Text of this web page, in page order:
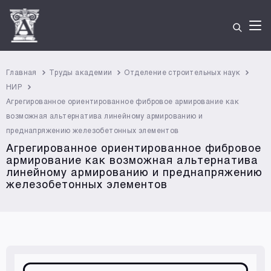
Главная Труды академии
Отделение строительных наук
НИР
Агрегированное ориентированное фибровое армирование как
возможная альтернатива линейному армированию и
преднапряжению железобетонных элементов
Агрегированное ориентированное фибровое
армирование как возможная альтернатива
линейному армированию и преднапряжению
железобетонных элементов